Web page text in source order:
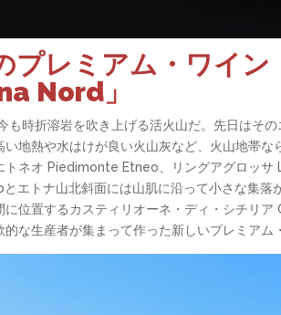
プレミアム・ワイン
Nord」
時折溶岩を吹き上げる活火山だ。先日はそ
地熱や水はけが良い火山灰など、火山地帯
トネオ Piedimonte Etneo、リングアグロッ
エトナ山北斜面には山肌に沿って小さな集落
位置するカスティリオーネ・ディ・シチリ
な生産者が集まって作った新しいプレミアム